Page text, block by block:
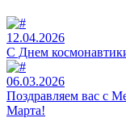
12.04.2026
C Днем
06.03.2026
Поздравляем вас с
Марта!